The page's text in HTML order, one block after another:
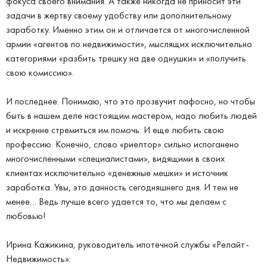
задачи в жертву своему удобству или дополнительному
заработку. Именно этим он и отличается от многочисленной
армии «агентов по недвижимости», мыслящих исключительно
категориями «разбить трешку на две однушки» и «получить
свою комиссию».
И последнее. Понимаю, что это прозвучит пафосно, но чтобы
быть в нашем деле настоящим мастером, надо любить людей
и искренне стремиться им помочь. И еще любить свою
профессию. Конечно, слово «риелтор» сильно испоганено
многочисленными «специалистами», видящими в своих
клиентах исключительно «денежные мешки» и источник
заработка. Увы, это данность сегодняшнего дня. И тем не
менее… Ведь лучше всего удается то, что мы делаем с
любовью!
Ирина Кажикина, руководитель ипотечной службы «Релайт-
Недвижимость»: